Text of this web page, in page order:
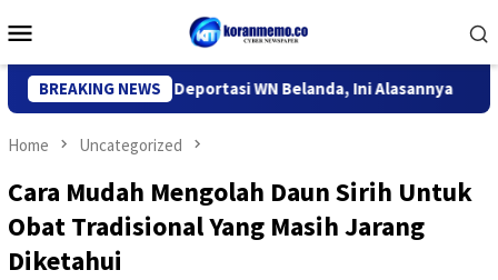
to
Menu
BREAKING NEWS
Kediri Deportasi WN Belanda, Ini Alasannya 9
Home Uncategorized
Cara Mudah Mengolah Daun Sirih Untuk
Obat Tradisional Yang Masih Jarang
Diketahui